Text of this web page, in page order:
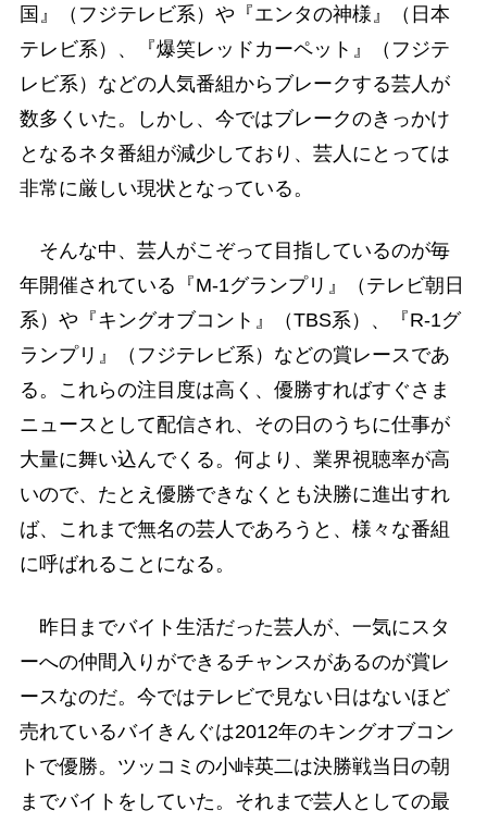
国』（フジテレビ系）や『エンタの神様』（日本
テレビ系）、『爆笑レッドカーペット』（フジテ
レビ系）などの人気番組からブレークする芸人が
数多くいた。しかし、今ではブレークのきっかけ
となるネタ番組が減少しており、芸人にとっては
非常に厳しい現状となっている。
そんな中、芸人がこぞって目指しているのが毎
年開催されている『M-1グランプリ』（テレビ朝日
系）や『キングオブコント』（TBS系）、『R-1グ
ランプリ』（フジテレビ系）などの賞レースであ
る。これらの注目度は高く、優勝すればすぐさま
ニュースとして配信され、その日のうちに仕事が
大量に舞い込んでくる。何より、業界視聴率が高
いので、たとえ優勝できなくとも決勝に進出すれ
ば、これまで無名の芸人であろうと、様々な番組
に呼ばれることになる。
昨日までバイト生活だった芸人が、一気にスタ
ーへの仲間入りができるチャンスがあるのが賞レ
ースなのだ。今ではテレビで見ない日はないほど
売れているバイきんぐは2012年のキングオブコン
トで優勝。ツッコミの小峠英二は決勝戦当日の朝
までバイトをしていた。それまで芸人としての最